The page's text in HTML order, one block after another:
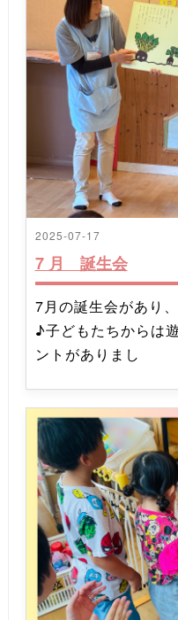
2025-07-17
7 月 誕生会
7月の誕生会があり
♪子どもたちからは
ントがありまし